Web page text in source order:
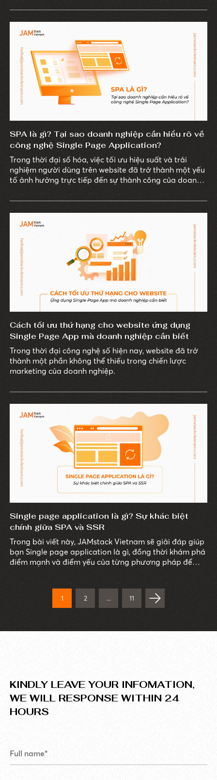
cầu cao hơn về trải nghiệm trực tuyến, doanh nghiệp
cần phải nhanh chóng thích nghi và cải thiện website
của mình.
SPA là gì? Tại sao doanh nghiệp cần hiểu rõ về
công nghệ Single Page Application?
Trong thời đại số hóa, việc tối ưu hiệu suất và trải
nghiệm người dùng trên website đã trở thành một yếu
tố ảnh hưởng trực tiếp đến sự thành công của doanh
mang lại doanh thu tối ưu, doanh nghiệp cần có lựa
chọn kỹ lưỡng về công nghệ phát triển.
Cách tối ưu thứ hạng cho website ứng dụng
Single Page App mà doanh nghiệp cần biết
Trong thời đại công nghệ số hiện nay, website đã trở
thành một phần không thể thiếu trong chiến lược
marketing của doanh nghiệp.
Single page application là gì? Sự khác biệt
chính giữa SPA và SSR
Trong bài viết này, JAMstack Vietnam sẽ giải đáp giúp
bạn Single page application là gì, đồng thời khám phá
điểm mạnh và điểm yếu của từng phương pháp để
1 2 ... 11
KINDLY LEAVE YOUR INFOMATION,
WE WILL RESPONSE WITHIN 24
HOURS